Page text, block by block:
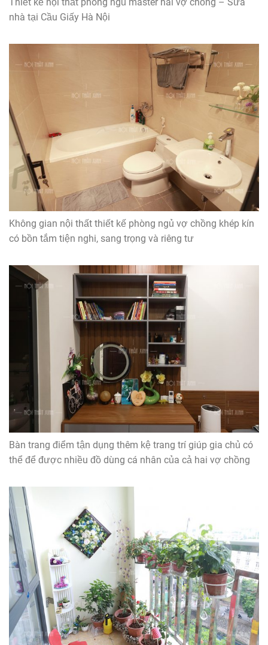
nhà tại Cầu Giấy Hà Nội
Không gian nội thất thiết kế phòng ngủ vợ chồng khép kín
có bồn tắm tiện nghi, sang trọng và riêng tư
Bàn trang điểm tận dụng thêm kệ trang trí giúp gia chủ có
thể để được nhiều đồ dùng cá nhân của cả hai vợ chồng